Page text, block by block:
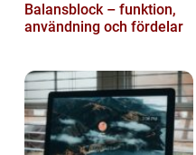
Balansblock – funktion,
användning och fördelar